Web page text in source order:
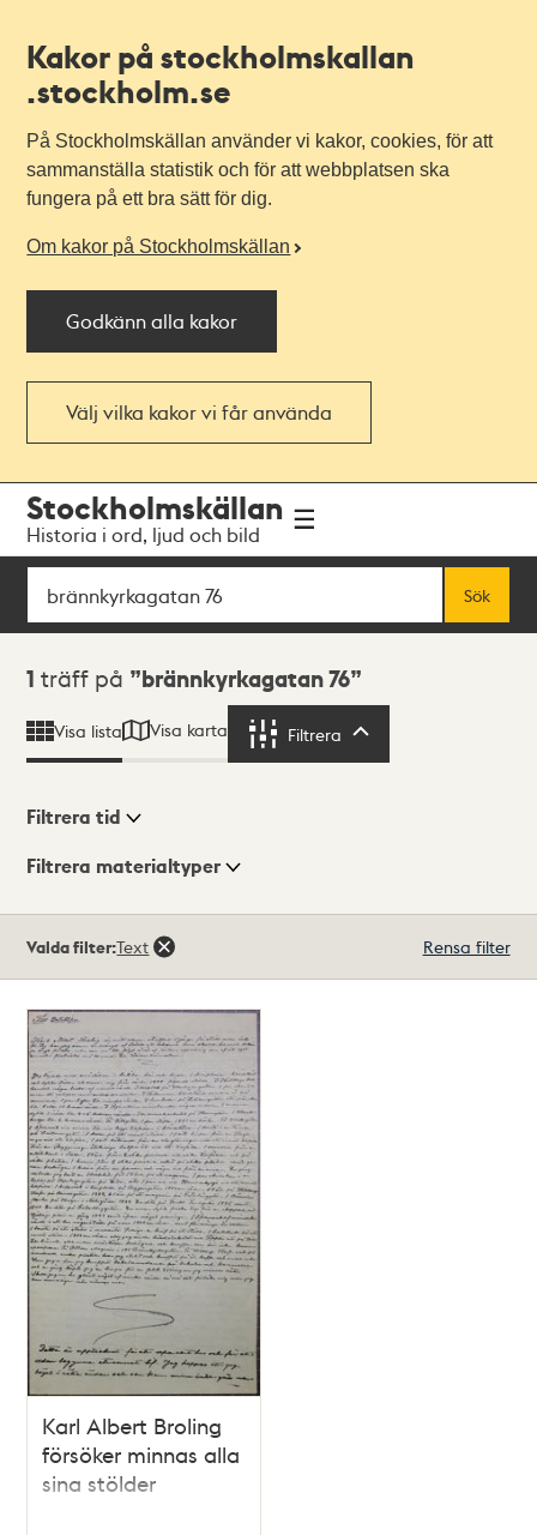
Kakor på stockholmskallan
.stockholm.se
På Stockholmskällan använder vi kakor, cookies, för att
sammanställa statistik och för att webbplatsen ska
fungera på ett bra sätt för dig.
Om kakor på Stockholmskällan
Godkänn alla kakor
Välj vilka kakor vi får använda
navigationen
huvudinnehållet
Stockholmskällan
Historia i ord, ljud och bild
Sök
Sök
Sökresultat
1 träff på brännkyrkagatan 76
Visa lista Visa karta Filtrera
Visningsläge
Filtrera tid
Filtrera materialtyper
träffar
Valda filter:Text Rensa filter
Karl Albert Broling
försöker minnas alla
sina stölder